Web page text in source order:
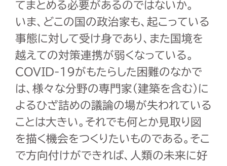
てまとめる必要があるのではないか。
いま、どこの国の政治家も、起こっている
事態に対して受け身であり、また国境を
越えての対策連携が弱くなっている。
COVID-19がもたらした困難のなかで
は、様々な分野の専門家（建築を含む）に
よるひざ詰めの議論の場が失われている
ことは大きい。それでも何とか見取り図
を描く機会をつくりたいものである。そこ
で方向付けができれば、人類の未来に好